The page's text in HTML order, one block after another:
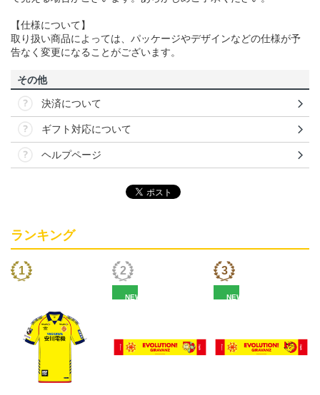
【仕様について】
取り扱い商品によっては、パッケージやデザインなどの仕様が予
告なく変更になることがございます。
その他
決済について
ギフト対応について
ヘルプページ
ランキング
NEW NEW